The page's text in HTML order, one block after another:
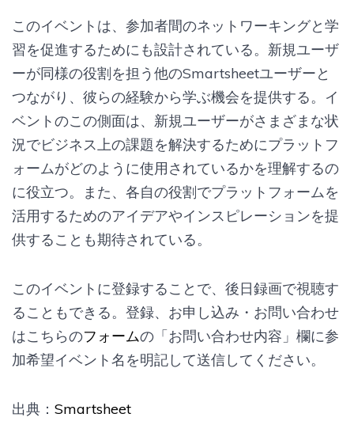
このイベントは、参加者間のネットワーキングと学
習を促進するためにも設計されている。新規ユーザ
ーが同様の役割を担う他のSmartsheetユーザーと
つながり、彼らの経験から学ぶ機会を提供する。イ
ベントのこの側面は、新規ユーザーがさまざまな状
況でビジネス上の課題を解決するためにプラットフ
ォームがどのように使用されているかを理解するの
に役立つ。また、各自の役割でプラットフォームを
活用するためのアイデアやインスピレーションを提
供することも期待されている。
このイベントに登録することで、後日録画で視聴す
ることもできる。登録、お申し込み・お問い合わせ
はこちらのフォームの「お問い合わせ内容」欄に参
加希望イベント名を明記して送信してください。
出典： Smartsheet